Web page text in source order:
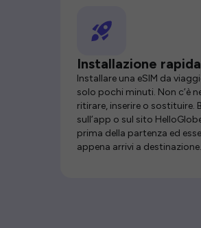
Installazione
Installare una eSIM da
solo pochi minuti. Non c’è
ritirare, inserire o sostituire.
sull’app o sul sito
prima della partenza ed
appena arrivi a destinazione.